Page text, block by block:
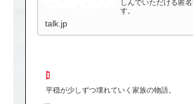
しんでいただける匿
す。
talk.jp
平穏が少しずつ壊れていく家族の物語。